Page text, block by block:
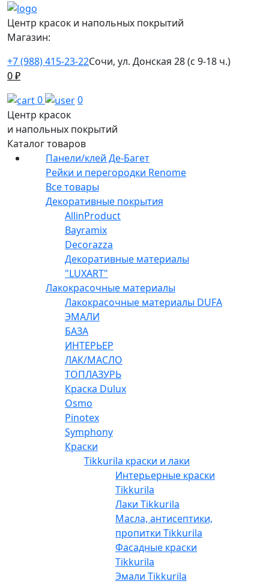
Центр красок и напольных покрытий
Магазин:
+7 (988) 415-23-22Сочи, ул. Донская 28 (с 9-18 ч.)
0₽
0
0
Центр красок
и напольных покрытий
Каталог товаров
Панели/клей Де-Багет
Рейки и перегородки Renome
Все товары
Декоративные покрытия
AllinProduct
Bayramix
Decorazza
Декоративные материалы
"LUXART"
Лакокрасочные материалы
Лакокрасочные материалы DUFA
ЭМАЛИ
БАЗА
ИНТЕРЬЕР
ЛАК/МАСЛО
ТОПЛАЗУРЬ
Краска Dulux
Osmo
Pinotex
Symphony
Краски
Tikkurila краски и лаки
Интерьерные краски
Tikkurila
Лаки Tikkurila
Масла, антисептики,
пропитки Tikkurila
Фасадные краски
Tikkurila
Эмали Tikkurila